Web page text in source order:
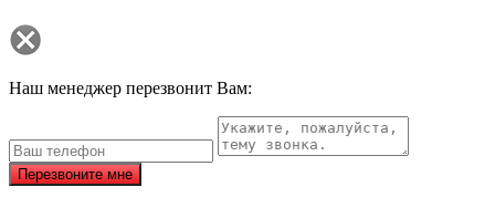
Наш менеджер перезвонит Вам:
Перезвоните мне